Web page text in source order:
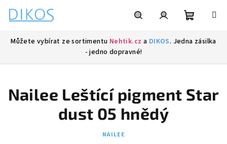
obsah
Můžete vybírat ze sortimentu Nehtik.cz a DIKOS. Jedna zásilka
- jedno dopravné!
Nailee Leštící pigment Star
dust 05 hnědý
NAILEE